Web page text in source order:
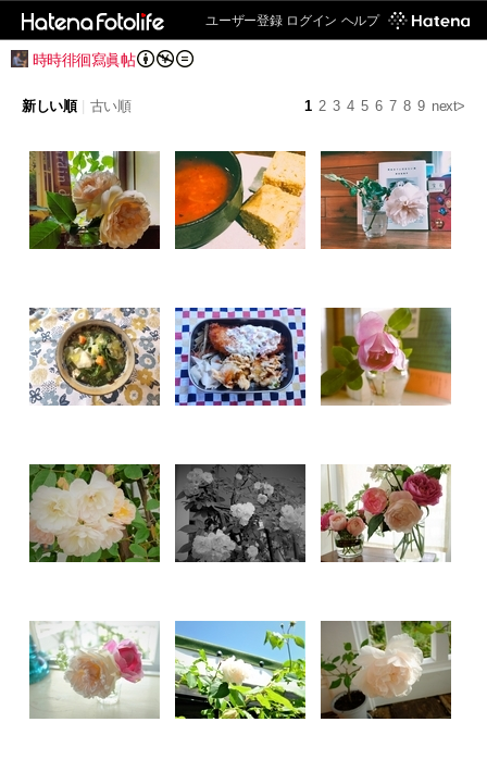
ユーザー登録 ログイン ヘルプ
時時徘徊寫眞帖
1 2 3 4 5 6 7 8 9 next>
新しい順 古い順